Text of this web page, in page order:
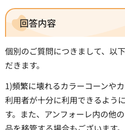
回答内容
個別のご質問につきまして、以
だきます。
1)頻繁に壊れるカラーコーンや
利用者が十分に利用できるよう
す。また、アンフォーレ内の他